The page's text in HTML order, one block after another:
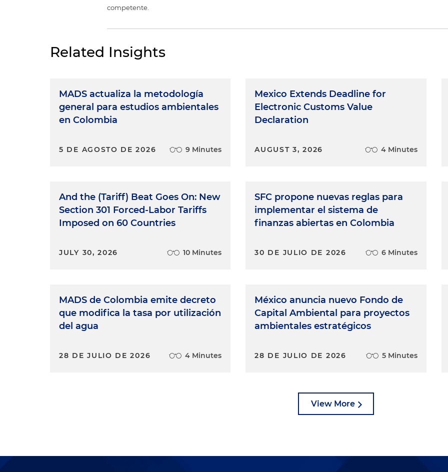
competente.
Related Insights
MADS actualiza la metodología
general para estudios ambientales
en Colombia
5 DE AGOSTO DE 2026 9 Minutes
And the (Tariff) Beat Goes On: New
Section 301 Forced-Labor Tariffs
Imposed on 60 Countries
JULY 30, 2026 10 Minutes
MADS de Colombia emite decreto
que modifica la tasa por utilización
del agua
28 DE JULIO DE 2026 4 Minutes
Mexico Extends Deadline for
Electronic Customs Value
Declaration
AUGUST 3, 2026 4 Minutes
SFC propone nuevas reglas para
implementar el sistema de
finanzas abiertas en Colombia
30 DE JULIO DE 2026 6 Minutes
México anuncia nuevo Fondo de
Capital Ambiental para proyectos
ambientales estratégicos
28 DE JULIO DE 2026 5 Minutes
View More